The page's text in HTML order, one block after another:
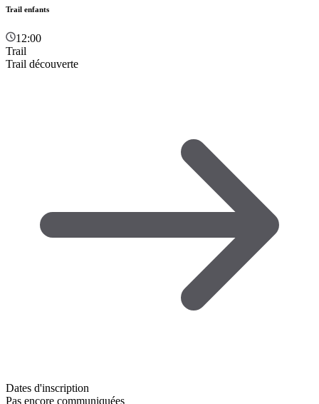
Trail enfants
12:00
Trail
Trail découverte
Dates d'inscription
Pas encore communiquées